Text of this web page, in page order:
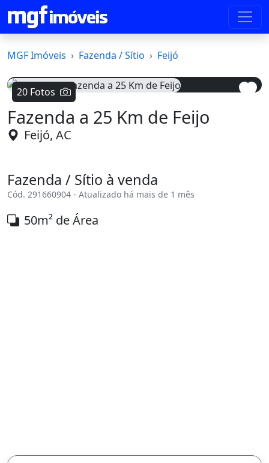
MGF Imóveis Fazenda / Sítio Feijó
20 Fotos
Voltar
Fazenda a 25 Km de Feijo
Feijó, AC
Fazenda / Sítio à venda
Cód. 291660904 - Atualizado há mais de 1 mês
50m² de Área